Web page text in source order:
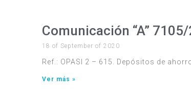
Comunicación “A”
18 of September of 2020
Ref.: OPASI 2 – 615. Depósitos de
Ver más »